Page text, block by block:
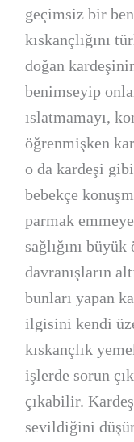
geçimsiz bir
kıskançlığını
doğan
benimseyip
ıslatmamayı,
öğrenmişken
o da kardeşi
bebekçe
parmak
sağlığını
davranışların
bunları yapan
ilgisini kendi
kıskançlık
işlerde sorun
çıkabilir.
sevildiğini